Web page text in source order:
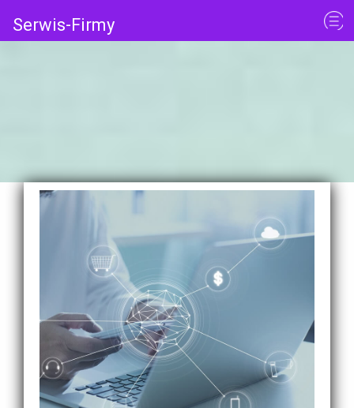
Serwis-Firmy